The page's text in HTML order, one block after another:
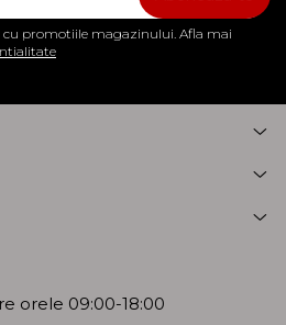
cu promotiile magazinului. Afla mai
orele 09:00-18:00